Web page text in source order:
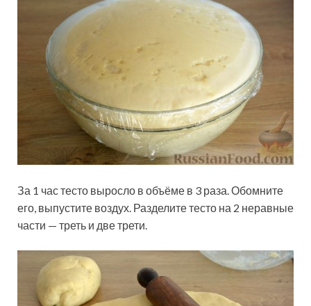
За 1 час тесто выросло в объёме в 3 раза. Обомните
его, выпустите воздух. Разделите тесто на 2 неравные
части — треть и две трети.